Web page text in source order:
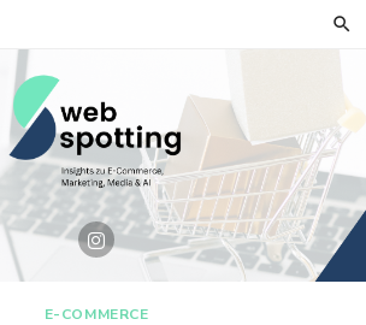
E-COMMERCE